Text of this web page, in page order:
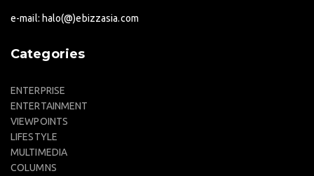
e-mail: halo(@)ebizzasia.com
Categories
ENTERPRISE
ENTERTAINMENT
VIEWPOINTS
LIFESTYLE
MULTIMEDIA
COLUMNS